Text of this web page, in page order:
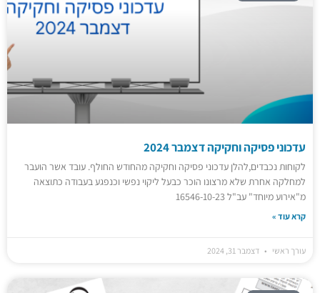
עדכוני פסיקה וחקיקה דצמבר 2024
לקוחות נכבדים,להלן עדכוני פסיקה וחקיקה מהחודש החולף. עובד אשר הועבר
למחלקה אחרת שלא מרצונו הוכר כבעל ליקוי נפשי וכנפגע בעבודה כתוצאה
מ"אירוע מיוחד" עב"ל 16546-10-23
קרא עוד »
עורך ראשי דצמבר 31, 2024